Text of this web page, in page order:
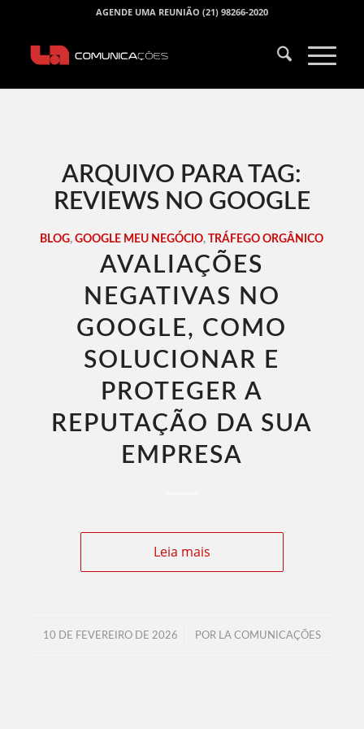
AGENDE UMA REUNIÃO (21) 98266-2020
ARQUIVO PARA TAG:
REVIEWS NO GOOGLE
BLOG,GOOGLE MEU NEGÓCIO,TRÁFEGO ORGÂNICO
AVALIAÇÕES
NEGATIVAS NO
GOOGLE, COMO
SOLUCIONAR E
PROTEGER A
REPUTAÇÃO DA SUA
EMPRESA
Leia mais
10 DE FEVEREIRO DE 2026
/ POR LA COMUNICAÇÕES